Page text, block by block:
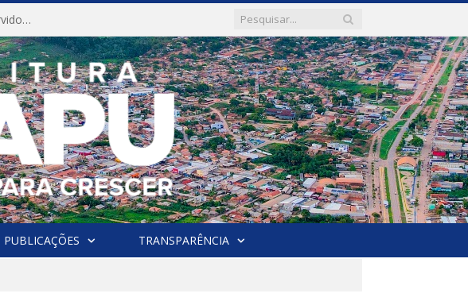
CONVITE A Prefeitura Municipal de Anapu convida todos os servidores públicos municipais para participarem da Audiência Pública de discussão da Lei de Diretrizes Orçamentárias (LDO), importante instrumento de planejamento das ações e investimentos da Administração Pública para o próximo exercício financeiro.
PUBLICAÇÕES TRANSPARÊNCIA